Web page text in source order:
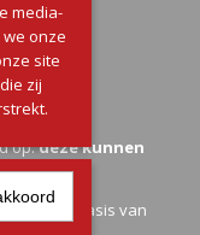
op:deze kunnen
, op basis van
media-
onze
site
zij